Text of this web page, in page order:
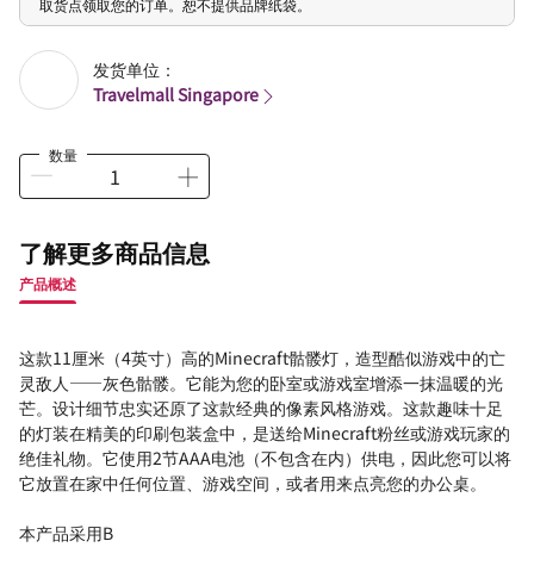
发货单位：
Travelmall Singapore
数量
了解更多商品信息
产品概述
这款11厘米（4英寸）高的Minecraft骷髅灯，造型酷似游戏中的亡
灵敌人——灰色骷髅。它能为您的卧室或游戏室增添一抹温暖的光
芒。设计细节忠实还原了这款经典的像素风格游戏。这款趣味十足
的灯装在精美的印刷包装盒中，是送给Minecraft粉丝或游戏玩家的
绝佳礼物。它使用2节AAA电池（不包含在内）供电，因此您可以将
它放置在家中任何位置、游戏空间，或者用来点亮您的办公桌。
本产品采用B